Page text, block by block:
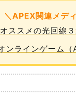
＼APEX関連メデ
ススメの光回線３
ラインゲーム（